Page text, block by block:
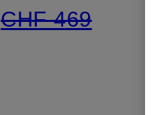
CHF 469